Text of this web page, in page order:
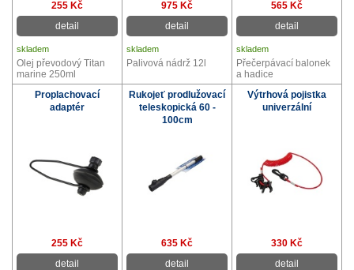
255 Kč
detail
975 Kč
detail
565 Kč
detail
skladem skladem skladem
Olej převodový Titan
marine 250ml
Palivová nádrž 12l
Přečerpávací balonek
a hadice
Proplachovací
adaptér
Rukojeť prodlužovací
teleskopická 60 -
100cm
Výtrhová pojistka
univerzální
255 Kč
detail
635 Kč
detail
330 Kč
detail